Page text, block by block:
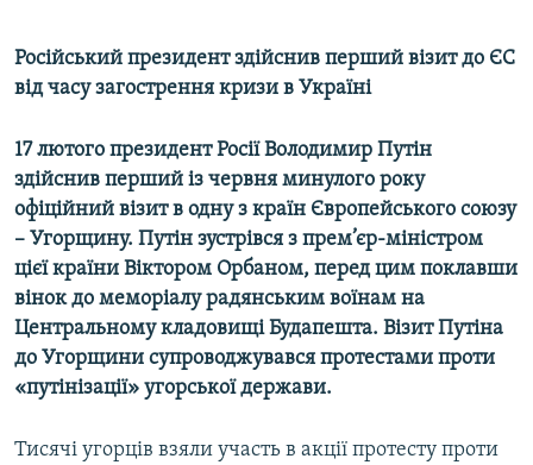
УКР
КТАТ
ДОЛУЧАЙСЯ!
Усі сайти RFE/RL
Російський президент здійснив перший візит до ЄС
від часу загострення кризи в Україні
17 лютого президент Росії Володимир Путін
здійснив перший із червня минулого року
офіційний візит в одну з країн Європейського союзу
– Угорщину. Путін зустрівся з прем’єр-міністром
цієї країни Віктором Орбаном, перед цим поклавши
вінок до меморіалу радянським воїнам на
Центральному кладовищі Будапешта. Візит Путіна
до Угорщини супроводжувався протестами проти
«путінізації» угорської держави.
Тисячі угорців взяли участь в акції протесту проти